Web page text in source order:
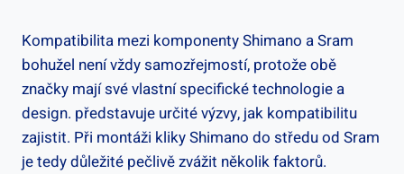
Kompatibilita mezi‌ komponenty Shimano ⁤a⁢ Sram
‌bohužel není vždy samozřejmostí, protože​ obě
značky mají své​ vlastní specifické technologie a⁣
design. představuje⁣ určité ‍výzvy, jak kompatibilitu
zajistit.‌ Při montáži kliky ⁤Shimano ⁤do ⁣středu ⁤od Sram
je tedy důležité pečlivě zvážit několik⁤ faktorů.